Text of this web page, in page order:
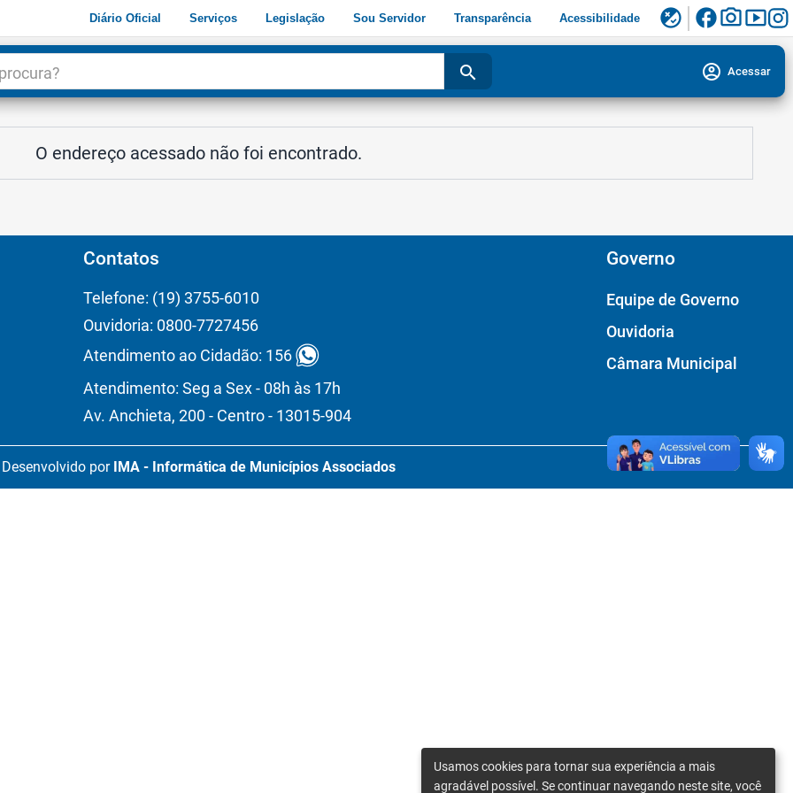
Diário Oficial Serviços Legislação Sou Servidor Transparência Acessibilidade flaky facebookphoto_camerasmart_display
search account_circle Acessar
O endereço acessado não foi encontrado.
Contatos
Telefone: (19) 3755-6010
Ouvidoria: 0800-7727456
Atendimento ao Cidadão: 156
Atendimento: Seg a Sex - 08h às 17h
Av. Anchieta, 200 - Centro - 13015-904
Governo
Equipe de Governo
Ouvidoria
Câmara Municipal
Desenvolvido por IMA - Informática de Municípios Associados
Usamos cookies para tornar sua experiência a mais
agradável possível. Se continuar navegando neste site, você